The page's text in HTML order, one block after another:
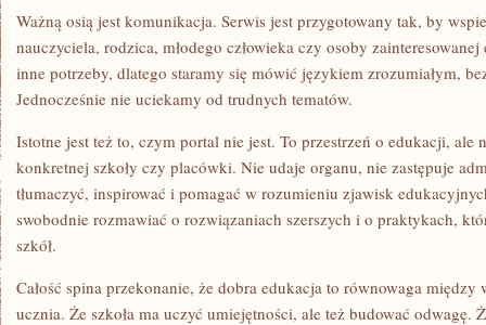
Ważną osią jest komunikacja. Serwis jest przygotowany tak, by
nauczyciela, rodzica, młodego człowieka czy osoby
inne potrzeby, dlatego staramy się mówić językiem zrozumiałym,
Jednocześnie nie uciekamy od trudnych tematów.
Istotne jest też to, czym portal nie jest. To przestrzeń o edukacji, ale
konkretnej szkoły czy placówki. Nie udaje organu, nie zastępuje
tłumaczyć, inspirować i pomagać w rozumieniu zjawisk
swobodnie rozmawiać o rozwiązaniach szerszych i o praktykach,
szkół.
Całość spina przekonanie, że dobra edukacja to równowaga
ucznia. Że szkoła ma uczyć umiejętności, ale też budować odwagę.